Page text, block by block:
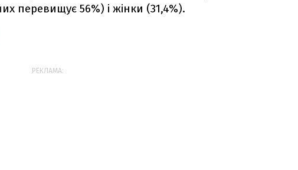
перевищує 56%) і жінки (31,4%).
РЕКЛАМА: